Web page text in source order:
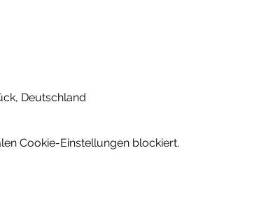
Deutschland
Cookie-Einstellungen blockiert.